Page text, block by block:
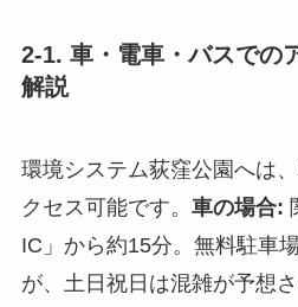
2-1. 車・電車・バスでの
解説
環境システム荻窪公園へは
クセス可能です。 車の場合:
IC」から約15分。無料駐車
が、土日祝日は混雑が予想